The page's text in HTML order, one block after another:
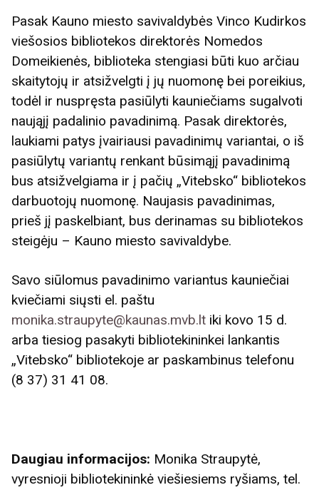
Pasak Kauno miesto savivaldybės Vinco Kudirkos
viešosios bibliotekos direktorės Nomedos
Domeikienės, biblioteka stengiasi būti kuo arčiau
skaitytojų ir atsižvelgti į jų nuomonę bei poreikius,
todėl ir nuspręsta pasiūlyti kauniečiams sugalvoti
naująjį padalinio pavadinimą. Pasak direktorės,
laukiami patys įvairiausi pavadinimų variantai, o iš
pasiūlytų variantų renkant būsimąjį pavadinimą
bus atsižvelgiama ir į pačių „Vitebsko“ bibliotekos
darbuotojų nuomonę. Naujasis pavadinimas,
prieš jį paskelbiant, bus derinamas su bibliotekos
steigėju – Kauno miesto savivaldybe.
Savo siūlomus pavadinimo variantus kauniečiai
kviečiami siųsti el. paštu
monika.straupyte@kaunas.mvb.lt iki kovo 15 d.
arba tiesiog pasakyti bibliotekininkei lankantis
„Vitebsko“ bibliotekoje ar paskambinus telefonu
(8 37) 31 41 08.
Daugiau informacijos: Monika Straupytė,
vyresnioji bibliotekininkė viešiesiems ryšiams, tel.